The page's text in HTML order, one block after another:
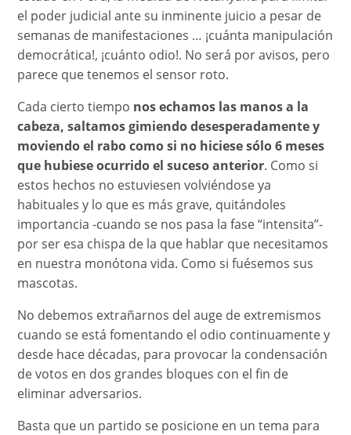
el poder judicial ante su inminente juicio a pesar de
semanas de manifestaciones … ¡cuánta manipulación
democrática!, ¡cuánto odio!. No será por avisos, pero
parece que tenemos el sensor roto.
Cada cierto tiempo nos echamos las manos a la
cabeza, saltamos gimiendo desesperadamente y
moviendo el rabo como si no hiciese sólo 6 meses
que hubiese ocurrido el suceso anterior. Como si
estos hechos no estuviesen volviéndose ya
habituales y lo que es más grave, quitándoles
importancia -cuando se nos pasa la fase “intensita”-
por ser esa chispa de la que hablar que necesitamos
en nuestra monótona vida. Como si fuésemos sus
mascotas.
No debemos extrañarnos del auge de extremismos
cuando se está fomentando el odio continuamente y
desde hace décadas, para provocar la condensación
de votos en dos grandes bloques con el fin de
eliminar adversarios.
Basta que un partido se posicione en un tema para